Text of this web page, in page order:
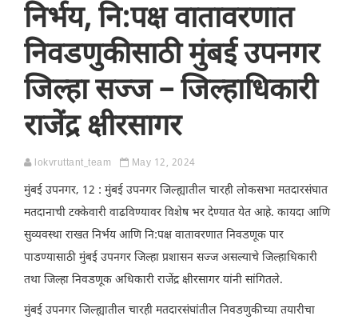
निर्भय, नि:पक्ष वातावरणात
निवडणुकीसाठी मुंबई उपनगर
जिल्हा सज्ज – जिल्हाधिकारी
राजेंद्र क्षीरसागर
lokvruttant_team May 12, 2024
मुंबई उपनगर, 12 : मुंबई उपनगर जिल्ह्यातील चारही लोकसभा मतदारसंघात
मतदानाची टक्केवारी वाढविण्यावर विशेष भर देण्यात येत आहे. कायदा आणि
सुव्यवस्था राखत निर्भय आणि नि:पक्ष वातावरणात निवडणूक पार
पाडण्यासाठी मुंबई उपनगर जिल्हा प्रशासन सज्ज असल्याचे जिल्हाधिकारी
तथा जिल्हा निवडणूक अधिकारी राजेंद्र क्षीरसागर यांनी सांगितले.
मुंबई उपनगर जिल्ह्यातील चारही मतदारसंघांतील निवडणुकीच्या तयारीचा